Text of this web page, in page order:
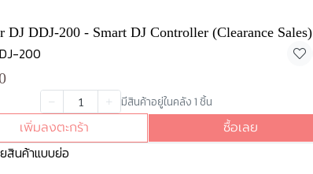
DJ DDJ-200 - Smart DJ Controller (Clearance Sales)
200
มีสินค้าอยู่ในคลัง 1 ชิ้น
เพิ่มลงตะกร้า
ซื้อเลย
สินค้าแบบย่อ